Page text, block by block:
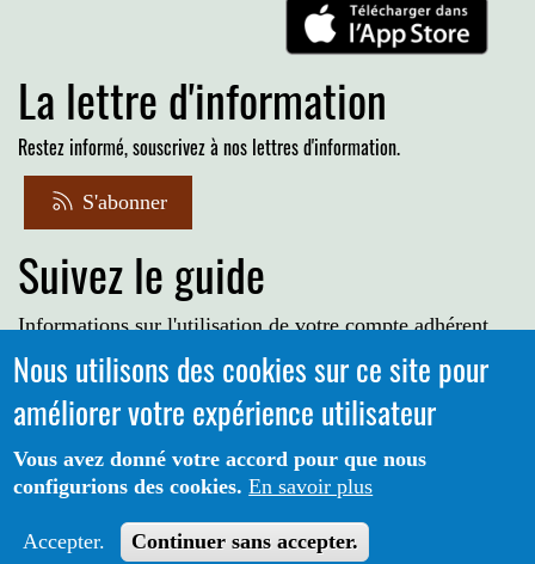
La lettre d'information
Restez informé, souscrivez à nos lettres d'information.
S'abonner
Suivez le guide
Informations sur l'utilisation de votre compte adhérent
Voir le guide
Portail CoLibris® - Copyright© 2026 - LOGIQ Systèmes. Tous
droits réservés -Protection des données
Légales
Nous utilisons des cookies sur ce site pour
améliorer votre expérience utilisateur
Vous avez donné votre accord pour que nous
configurions des cookies. En savoir plus
Accepter. Continuer sans accepter.